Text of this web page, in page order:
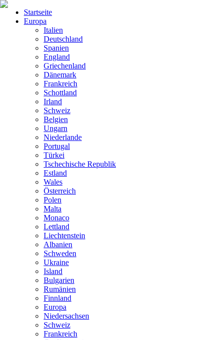
Startseite
Europa
Italien
Deutschland
Spanien
England
Griechenland
Dänemark
Frankreich
Schottland
Irland
Schweiz
Belgien
Ungarn
Niederlande
Portugal
Türkei
Tschechische Republik
Estland
Wales
Österreich
Polen
Malta
Monaco
Lettland
Liechtenstein
Albanien
Schweden
Ukraine
Island
Bulgarien
Rumänien
Finnland
Europa
Niedersachsen
Schweiz
Frankreich